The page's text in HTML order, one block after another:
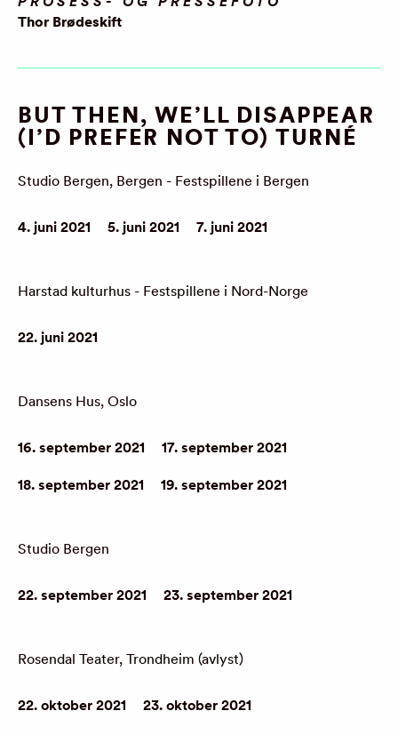
Thor Brødeskift
BUT THEN, WE’LL DISAPPEAR
(I’D PREFER NOT TO) TURNÉ
Studio Bergen, Bergen - Festspillene i Bergen
4. juni 2021 5. juni 2021 7. juni 2021
Harstad kulturhus - Festspillene i Nord-Norge
22. juni 2021
Dansens Hus, Oslo
16. september 2021 17. september 2021
18. september 2021 19. september 2021
Studio Bergen
22. september 2021 23. september 2021
Rosendal Teater, Trondheim (avlyst)
22. oktober 2021 23. oktober 2021